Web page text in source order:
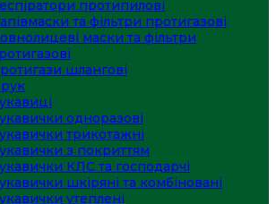
протипилові
та фільтри протигазові
маски та фільтри
шлангові
одноразові
трикотажні
з покриттям
КЛС та господарчі
шкіряні та комбіновані
утеплені